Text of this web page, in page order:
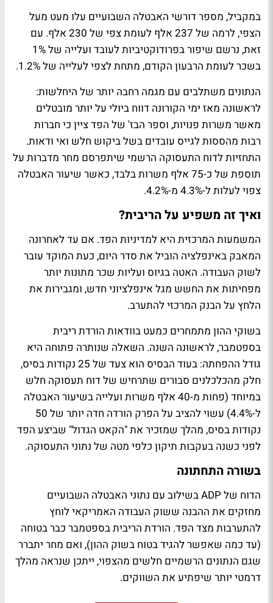
במקביל, מספר דורשי האבטלה השבועיים עלו מעט מעל
הצפי, לרמה של 237 אלף לעומת צפי של 230 אלף. עם
זאת, נרשם שיפור בפרודוקטיביות לעובד ועלייה של 1%
בשכר לעומת הרבעון הקודם, מתחת לצפי לעלייה של 1.2%.
הנתונים משתלבים עם מגמה רחבה יותר של היחלשות:
לראשונה מאז ימי הקורונה דווח ביולי על יותר מובטלים
מאשר משרות פנויות, וספר הבז' של הפד ציין כי חברות
רבות מהססות לגייס עובדים בשל ביקוש חלש ואי ודאות.
התחזיות לדוח התעסוקה הרשמי שיתפרסם מחר מדברות על
תוספת של כ-75 אלף משרות בלבד, כאשר שיעור האבטלה
צפוי לעלות ל-4.3% מ-4.2%.
ואיך זה משפיע על הריבית?
המשמעות המרכזית היא למדיניות הפד. אם עד לאחרונה
המאבק באינפלציה הוביל את סדר היום, כעת המוקד עובר
לשוק העבודה. האטה בגיוס ועליות שכר מתונות יותר
מפחיתות את החשש מגל אינפלציוני חדש, ומגבירות את
הלחץ על הבנק המרכזי להתערב.
בשוקי ההון מתמחרים כמעט בוודאות הורדת ריבית
בספטמבר, לראשונה השנה. השאלה שנותרה פתוחה היא
גודל ההפחתה: בעוד הבסיס הוא צעד של 25 נקודות בסיס,
חלק מהכלכלנים סבורים שתרחיש של דוח תעסוקה חלש
במיוחד (פחות מ-40 אלף משרות ועלייה בשיעור האבטלה
ל-4.4%) עשוי להציב על הפרק הורדה חדה יותר של 50
נקודות בסיס, מהלך שמזכיר את "הקאט הגדול" שביצע הפד
לפני כשנה בעקבות תיקון כלפי מטה של נתוני התעסוקה.
בשורה התחתונה
הדוח של ADP בשילוב עם נתוני האבטלה השבועיים
מחזקים את ההבנה ששוק העבודה האמריקאי לוחץ
להתערבות מצד הפד. הורדת הריבית בספטמבר כבר בטוחה
(עד כמה שאפשר להגיד בטוח בשוק ההון), ואם מחר יתברר
שגם הנתונים הרשמיים חלשים מהצפוי, ייתכן שנראה מהלך
דרמטי יותר שיפתיע את השווקים.